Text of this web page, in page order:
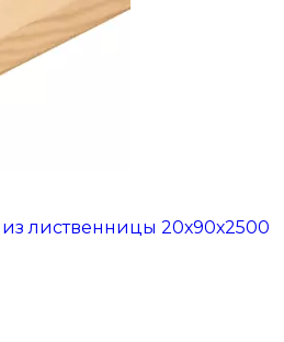
лиственницы 20х90х2500